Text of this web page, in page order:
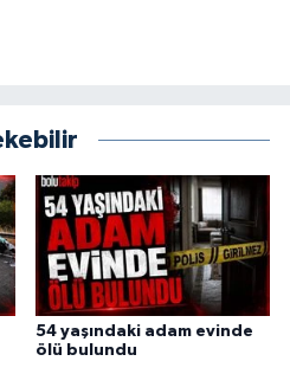
54 yaşındaki adam evinde
ölü bulundu